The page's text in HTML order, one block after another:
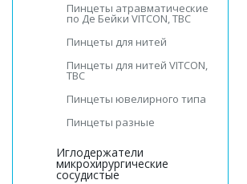
Пинцеты атравматические
по Де Бейки VITCON, ТВС
Пинцеты для нитей
Пинцеты для нитей VITCON,
ТВС
Пинцеты ювелирного типа
Пинцеты разные
Иглодержатели
микрохирургические
сосудистые